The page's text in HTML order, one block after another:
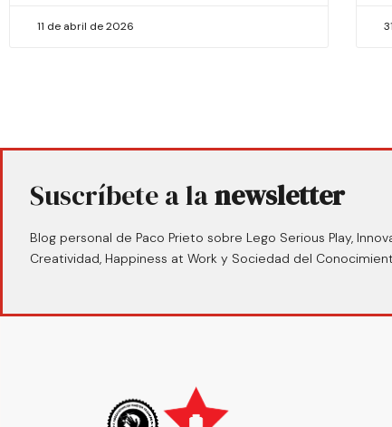
11 de abril de 2026
Suscríbete a lanewsletter
Blog personal de Paco Prieto sobre Lego Serious Play,
Creatividad, Happiness at Work y Sociedad del